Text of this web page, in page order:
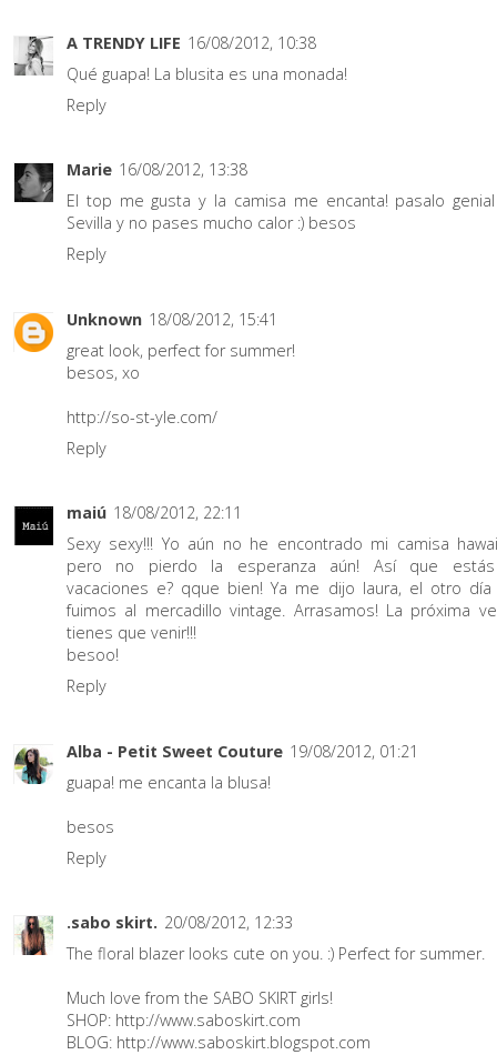
A TRENDY LIFE 16/08/2012, 10:38
Qué guapa! La blusita es una monada!
Reply
Marie 16/08/2012, 13:38
El top me gusta y la camisa me encanta! pasalo
Sevilla y no pases mucho calor :) besos
Reply
Unknown 18/08/2012, 15:41
great look, perfect for summer!
besos, xo
http://so-st-yle.com/
Reply
maiú 18/08/2012, 22:11
Sexy sexy!!! Yo aún no he encontrado mi camisa
pero no pierdo la esperanza aún! Así que
vacaciones e? qque bien! Ya me dijo laura, el otro
fuimos al mercadillo vintage. Arrasamos! La próxima
tienes que venir!!!
besoo!
Reply
Alba - Petit Sweet Couture 19/08/2012, 01:21
guapa! me encanta la blusa!
besos
Reply
.sabo skirt. 20/08/2012, 12:33
The floral blazer looks cute on you. :) Perfect for summer.
Much love from the SABO SKIRT girls!
SHOP: http://www.saboskirt.com
BLOG: http://www.saboskirt.blogspot.com